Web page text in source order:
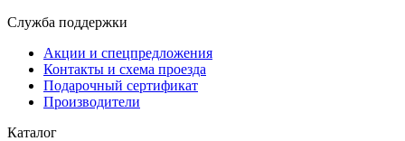
Служба поддержки
Акции и спецпредложения
Контакты и схема проезда
Подарочный сертификат
Производители
Каталог